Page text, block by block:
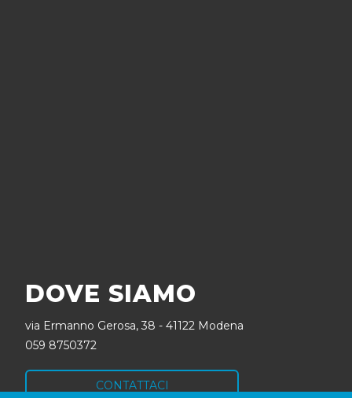
DOVE SIAMO
via Ermanno Gerosa, 38 - 41122 Modena
059 8750372
CONTATTACI